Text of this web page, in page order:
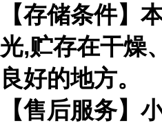
【存储条件】
光,贮存在干燥
良好的地方。
【售后服务】